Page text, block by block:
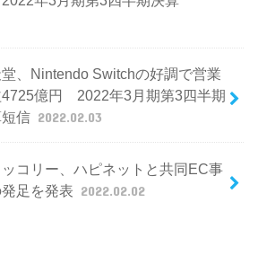
、Nintendo Switchの好調で営業
億円 2022年3月期第3四半期
信 2022.02.03
コリー、ハピネットと共同EC事
足を発表 2022.02.02